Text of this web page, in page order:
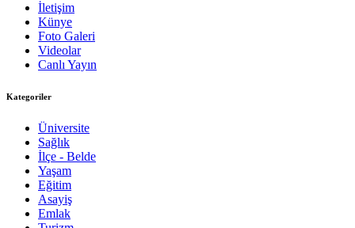
İletişim
Künye
Foto Galeri
Videolar
Canlı Yayın
Kategoriler
Üniversite
Sağlık
İlçe - Belde
Yaşam
Eğitim
Asayiş
Emlak